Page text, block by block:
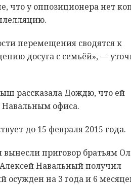
что у оппозиционера нет
перемещения сводятся к
досуга с семьёй», —
рассказала Дождю, что ей
Навальным офиса.
до 15 февраля 2015 года.
приговор братьям
Навальный получил
осужден на 3 года и 6